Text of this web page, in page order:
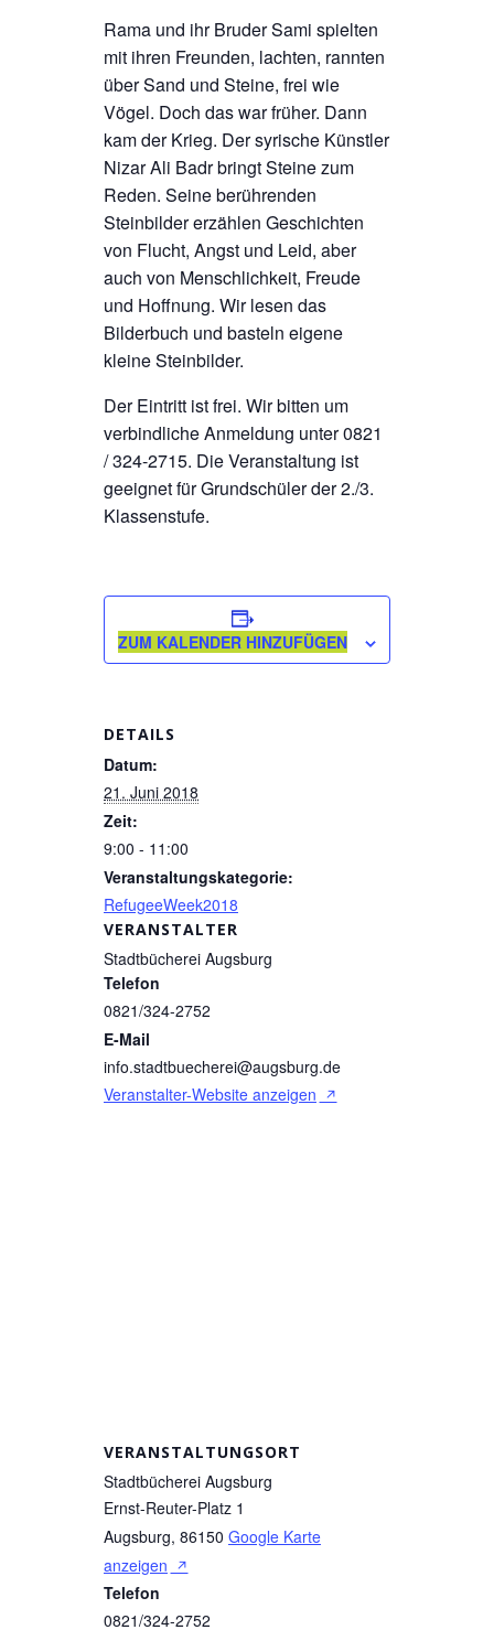
Rama und ihr Bruder Sami spielten
mit ihren Freunden, lachten, rannten
über Sand und Steine, frei wie
Vögel. Doch das war früher. Dann
kam der Krieg. Der syrische Künstler
Nizar Ali Badr bringt Steine zum
Reden. Seine berührenden
Steinbilder erzählen Geschichten
von Flucht, Angst und Leid, aber
auch von Menschlichkeit, Freude
und Hoffnung. Wir lesen das
Bilderbuch und basteln eigene
kleine Steinbilder.
Der Eintritt ist frei. Wir bitten um
verbindliche Anmeldung unter 0821
/ 324-2715. Die Veranstaltung ist
geeignet für Grundschüler der 2./3.
Klassenstufe.
ZUM KALENDER HINZUFÜGEN
DETAILS
Datum:
21. Juni 2018
Zeit:
9:00 - 11:00
Veranstaltungskategorie:
RefugeeWeek2018
VERANSTALTER
Stadtbücherei Augsburg
Telefon
0821/324-2752
E-Mail
info.stadtbuecherei@augsburg.de
Veranstalter-Website anzeigen
VERANSTALTUNGSORT
Stadtbücherei Augsburg
Ernst-Reuter-Platz 1
Augsburg, 86150 Google Karte
anzeigen
Telefon
0821/324-2752